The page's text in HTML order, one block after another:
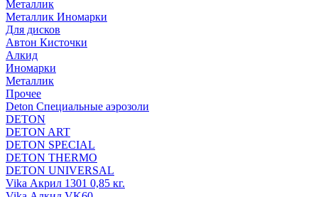
Металлик
Металлик Иномарки
Для дисков
Автон Кисточки
Алкид
Иномарки
Металлик
Прочее
Deton Специальные аэрозоли
DETON
DETON ART
DETON SPECIAL
DETON THERMO
DETON UNIVERSAL
Vika Акрил 1301 0,85 кг.